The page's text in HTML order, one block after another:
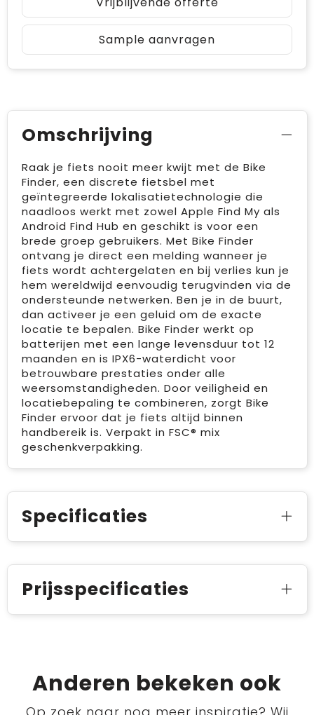
Sample aanvragen
Omschrijving
Raak je fiets nooit meer kwijt met de Bike
Finder, een discrete fietsbel met
geïntegreerde lokalisatietechnologie die
naadloos werkt met zowel Apple Find My als
Android Find Hub en geschikt is voor een
brede groep gebruikers. Met Bike Finder
ontvang je direct een melding wanneer je
fiets wordt achtergelaten en bij verlies kun je
hem wereldwijd eenvoudig terugvinden via de
ondersteunde netwerken. Ben je in de buurt,
dan activeer je een geluid om de exacte
locatie te bepalen. Bike Finder werkt op
batterijen met een lange levensduur tot 12
maanden en is IPX6-waterdicht voor
betrouwbare prestaties onder alle
weersomstandigheden. Door veiligheid en
locatiebepaling te combineren, zorgt Bike
Finder ervoor dat je fiets altijd binnen
handbereik is. Verpakt in FSC® mix
geschenkverpakking.
Specificaties
Prijsspecificaties
Anderen bekeken ook